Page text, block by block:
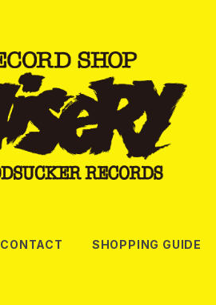
CONTACT SHOPPING GUIDE